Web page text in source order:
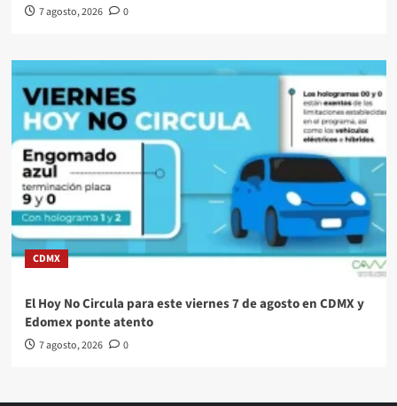
7 agosto, 2026 0
CDMX
El Hoy No Circula para este viernes 7 de agosto en CDMX y
Edomex ponte atento
7 agosto, 2026 0